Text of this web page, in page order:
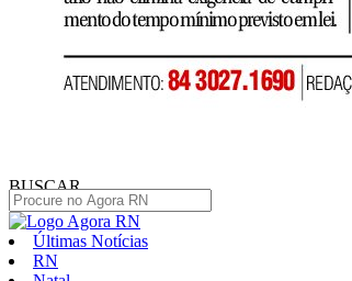
BUSCAR
Últimas Notícias
RN